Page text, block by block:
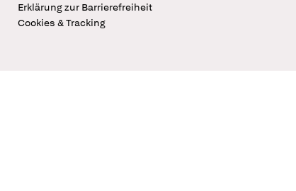
Erklärung zur Barrierefreiheit
Cookies & Tracking